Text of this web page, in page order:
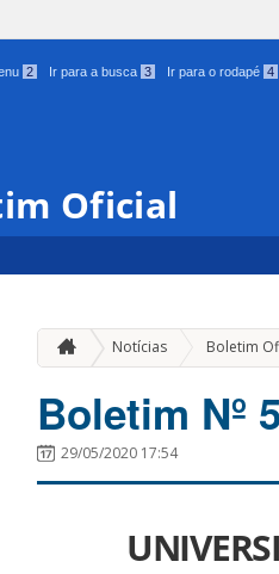
2 Ir para a busca 3 Ir para o rodapé 4
Oficial
Notícias Boletim
Boletim Nº
29/05/2020 17:54